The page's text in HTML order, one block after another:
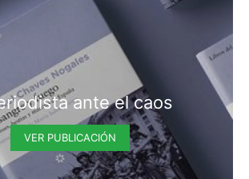
ante el caos
VER PUBLICACIÓN